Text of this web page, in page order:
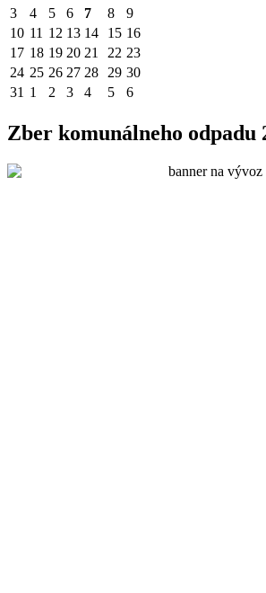
3
4 5 6 7 8
9
10 11 12 13 14 15 16
17 18 19 20 21 22 23
24 25 26 27 28 29 30
31 1 2 3 4 5 6
Zber komunálneho odpadu